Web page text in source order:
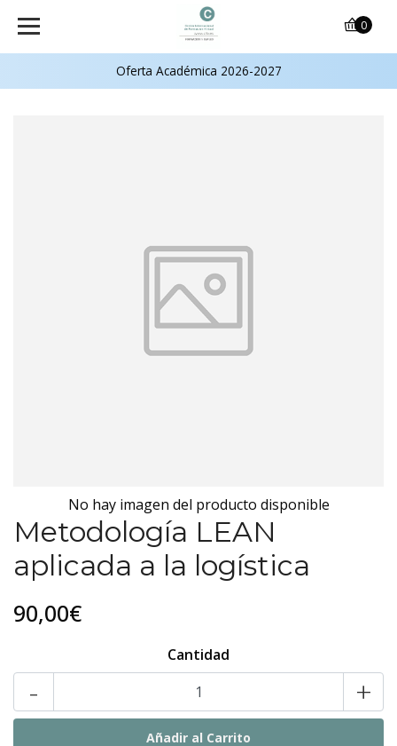
Oferta Académica 2026-2027
0
No hay imagen del producto disponible
Metodología LEAN
aplicada a la logística
90,00€
Cantidad
- +